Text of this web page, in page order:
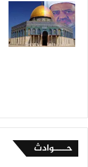
حــــوادث